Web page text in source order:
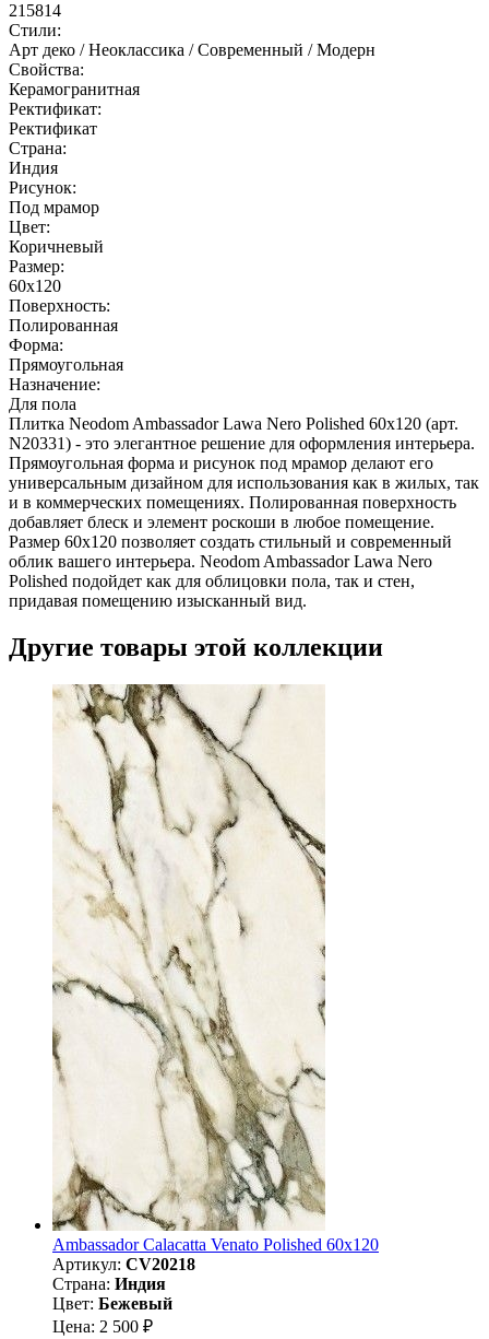
215814
Стили:
Арт деко / Неоклассика / Современный / Модерн
Свойства:
Керамогранитная
Ректификат:
Ректификат
Страна:
Индия
Рисунок:
Под мрамор
Цвет:
Коричневый
Размер:
60x120
Поверхность:
Полированная
Форма:
Прямоугольная
Назначение:
Для пола
Плитка Neodom Ambassador Lawa Nero Polished 60x120 (арт.
N20331) - это элегантное решение для оформления интерьера.
Прямоугольная форма и рисунок под мрамор делают его
универсальным дизайном для использования как в жилых, так
и в коммерческих помещениях. Полированная поверхность
добавляет блеск и элемент роскоши в любое помещение.
Размер 60x120 позволяет создать стильный и современный
облик вашего интерьера. Neodom Ambassador Lawa Nero
Polished подойдет как для облицовки пола, так и стен,
придавая помещению изысканный вид.
Другие товары этой коллекции
Ambassador Calacatta Venato Polished 60x120
Артикул: CV20218
Страна: Индия
Цвет: Бежевый
Цена: 2 500 ₽